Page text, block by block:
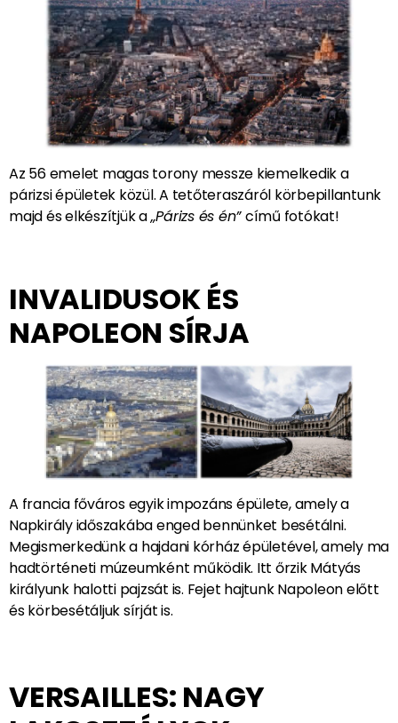
Az 56 emelet magas torony messze kiemelkedik a
párizsi épületek közül. A tetőteraszáról körbepillantunk
majd és elkészítjük a„Párizs és én”című fotókat!
INVALIDUSOK ÉS
NAPOLEON SÍRJA